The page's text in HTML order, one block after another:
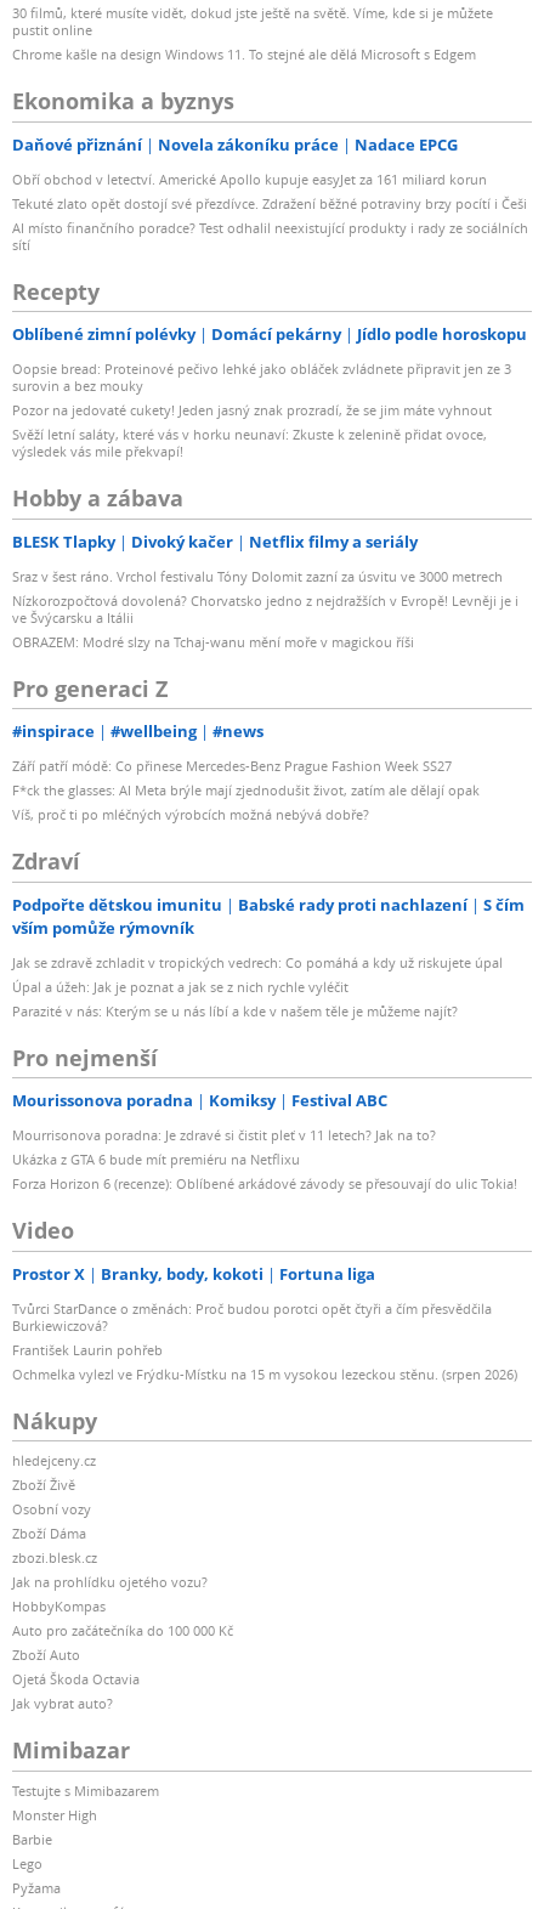
30 filmů, které musíte vidět, dokud jste ještě na světě. Víme, kde si je můžete
pustit online
Chrome kašle na design Windows 11. To stejné ale dělá Microsoft s Edgem
Ekonomika a byznys
Daňové přiznání Novela zákoníku práce Nadace EPCG
Obří obchod v letectví. Americké Apollo kupuje easyJet za 161 miliard korun
Tekuté zlato opět dostojí své přezdívce. Zdražení běžné potraviny brzy pocítí i Češi
AI místo finančního poradce? Test odhalil neexistující produkty i rady ze sociálních
sítí
Recepty
Oblíbené zimní polévky Domácí pekárny Jídlo podle horoskopu
Oopsie bread: Proteinové pečivo lehké jako obláček zvládnete připravit jen ze 3
surovin a bez mouky
Pozor na jedovaté cukety! Jeden jasný znak prozradí, že se jim máte vyhnout
Svěží letní saláty, které vás v horku neunaví: Zkuste k zelenině přidat ovoce,
výsledek vás mile překvapí!
Hobby a zábava
BLESK Tlapky Divoký kačer Netflix filmy a seriály
Sraz v šest ráno. Vrchol festivalu Tóny Dolomit zazní za úsvitu ve 3000 metrech
Nízkorozpočtová dovolená? Chorvatsko jedno z nejdražších v Evropě! Levněji je i
ve Švýcarsku a Itálii
OBRAZEM: Modré slzy na Tchaj-wanu mění moře v magickou říši
Pro generaci Z
#inspirace #wellbeing #news
Září patří módě: Co přinese Mercedes-Benz Prague Fashion Week SS27
F*ck the glasses: AI Meta brýle mají zjednodušit život, zatím ale dělají opak
Víš, proč ti po mléčných výrobcích možná nebývá dobře?
Zdraví
Podpořte dětskou imunitu Babské rady proti nachlazení
S čím
vším pomůže rýmovník
Jak se zdravě zchladit v tropických vedrech: Co pomáhá a kdy už riskujete úpal
Úpal a úžeh: Jak je poznat a jak se z nich rychle vyléčit
Parazité v nás: Kterým se u nás líbí a kde v našem těle je můžeme najít?
Pro nejmenší
Mourissonova poradna Komiksy Festival ABC
Mourrisonova poradna: Je zdravé si čistit pleť v 11 letech? Jak na to?
Ukázka z GTA 6 bude mít premiéru na Netflixu
Forza Horizon 6 (recenze): Oblíbené arkádové závody se přesouvají do ulic Tokia!
Video
Prostor X Branky, body, kokoti Fortuna liga
Tvůrci StarDance o změnách: Proč budou porotci opět čtyři a čím přesvědčila
Burkiewiczová?
František Laurin pohřeb
Ochmelka vylezl ve Frýdku-Místku na 15 m vysokou lezeckou stěnu. (srpen 2026)
Nákupy
hledejceny.cz
Zboží Živě
Osobní vozy
Zboží Dáma
zbozi.blesk.cz
Jak na prohlídku ojetého vozu?
HobbyKompas
Auto pro začátečníka do 100 000 Kč
Zboží Auto
Ojetá Škoda Octavia
Jak vybrat auto?
Mimibazar
Testujte s Mimibazarem
Monster High
Barbie
Lego
Pyžama